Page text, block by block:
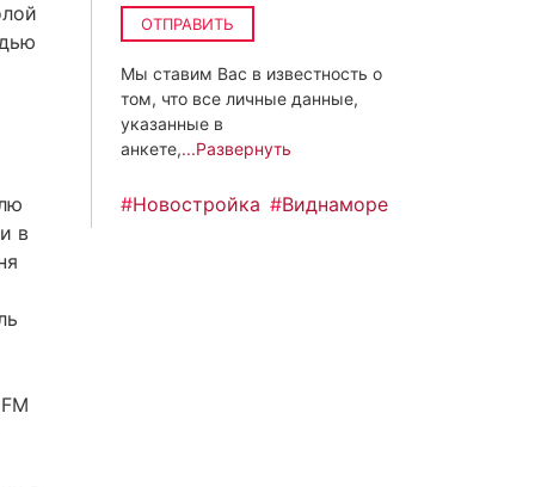
в
ОТПРАВИТЬ
Мы ставим Вас в известность о
том, что все личные данные,
указанные в
анкете,...Развернуть
#Новостройка #Виднаморе